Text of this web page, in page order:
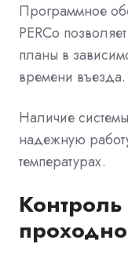
Программное
PERCo
планы в
времени въезда.
Наличие
надежную
температурах.